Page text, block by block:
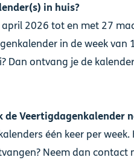
in huis?
april 2026 tot en met 27
in de week van
Dan ontvang je de
de Veertigdagenkalender
één keer per
Neem dan contact